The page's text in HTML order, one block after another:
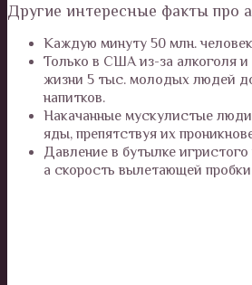
Другие интересные факты про
Каждую минуту 50 млн.
Только в США из-за алкоголя и
жизни 5 тыс. молодых людей
напитков.
Накачанные мускулистые
яды, препятствуя их
Давление в бутылке
а скорость вылетающей